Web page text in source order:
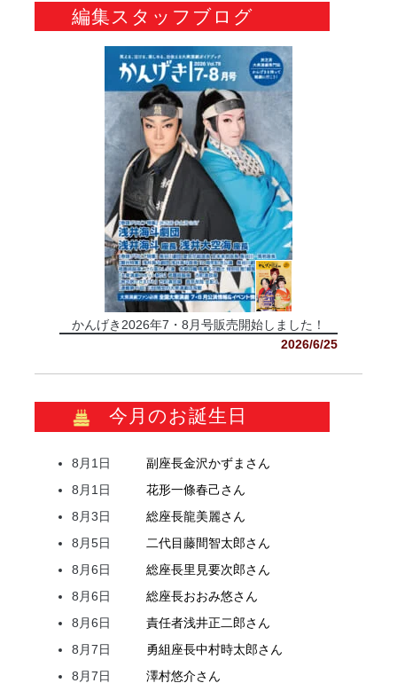
編集スタッフブログ
かんげき2026年7・8月号販売開始しました！
2026/6/25
今月のお誕生日
8月1日 副座長金沢かずま さん
8月1日
花形一條春己さん
8月3日
総座長龍美麗さん
8月5日
二代目藤間智太郎さん
8月6日
総座長里見要次郎さん
8月6日
総座長おおみ悠さん
8月6日
責任者浅井正二郎さん
8月7日
勇組座長中村時太郎さん
8月7日
澤村悠介さん